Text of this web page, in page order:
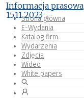
Strona główna
E-Wydania
Katalog firm
Wydarzenia
Zdjęcia
Wideo
White papers
Informacja prasowa
15.11.2023